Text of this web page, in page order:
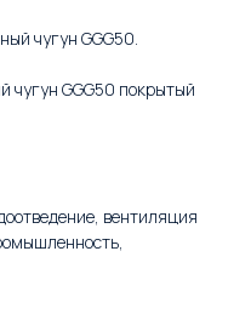
чугун GGG50.
чугун GGG50 покрытый
вентиляция